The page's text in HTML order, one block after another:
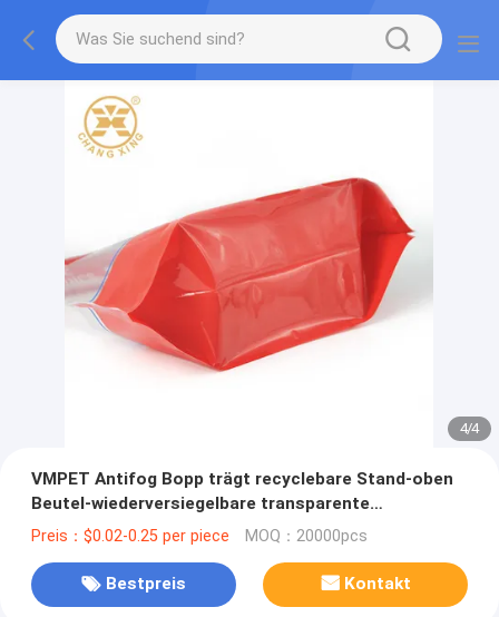
4/4
VMPET Antifog Bopp trägt recyclebare Stand-oben
Beutel-wiederversiegelbare transparente
Plastiktasche Früchte
Preis：$0.02-0.25 per piece MOQ：20000pcs
Bestpreis Kontakt